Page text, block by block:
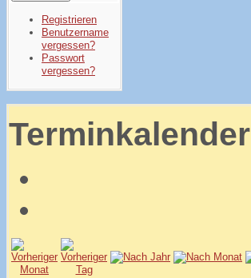
Registrieren
Benutzername
vergessen?
Passwort
vergessen?
Terminkalender